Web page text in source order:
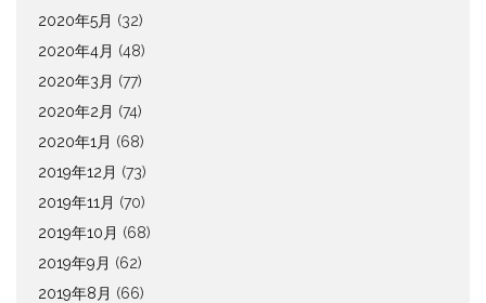
2020年5月 (32)
2020年4月 (48)
2020年3月 (77)
2020年2月 (74)
2020年1月 (68)
2019年12月 (73)
2019年11月 (70)
2019年10月 (68)
2019年9月 (62)
2019年8月 (66)